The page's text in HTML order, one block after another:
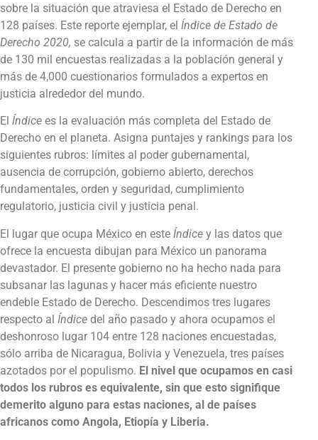
sobre la situación que atraviesa el Estado de Derecho en
128 países. Este reporte ejemplar, el Índice de Estado de
Derecho 2020, se calcula a partir de la información de más
de 130 mil encuestas realizadas a la población general y
más de 4,000 cuestionarios formulados a expertos en
justicia alrededor del mundo.
El Índice es la evaluación más completa del Estado de
Derecho en el planeta. Asigna puntajes y rankings para los
siguientes rubros: límites al poder gubernamental,
ausencia de corrupción, gobierno abierto, derechos
fundamentales, orden y seguridad, cumplimiento
regulatorio, justicia civil y justicia penal.
El lugar que ocupa México en este Índice y las datos que
ofrece la encuesta dibujan para México un panorama
devastador. El presente gobierno no ha hecho nada para
subsanar las lagunas y hacer más eficiente nuestro
endeble Estado de Derecho. Descendimos tres lugares
respecto al Índice del año pasado y ahora ocupamos el
deshonroso lugar 104 entre 128 naciones encuestadas,
sólo arriba de Nicaragua, Bolivia y Venezuela, tres países
azotados por el populismo. El nivel que ocupamos en casi
todos los rubros es equivalente, sin que esto signifique
demerito alguno para estas naciones, al de países
africanos como Angola, Etiopía y Liberia.